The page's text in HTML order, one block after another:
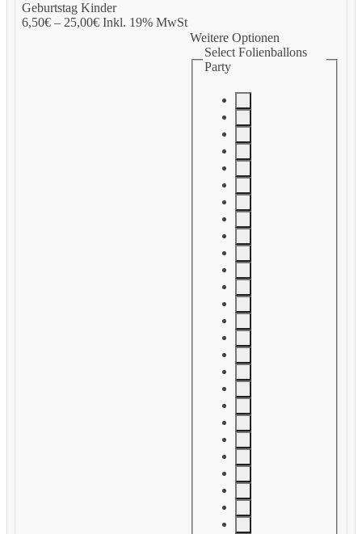
Geburtstag Kinder
6,50€– 25,00€Inkl. 19% MwSt
Weitere Optionen
Select Folienballons
Party